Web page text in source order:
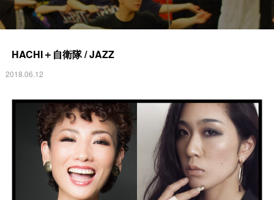
HACHI＋自衛隊 / JAZZ
2018.06.12